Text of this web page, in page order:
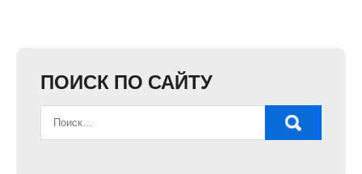
ПОИСК ПО САЙТУ